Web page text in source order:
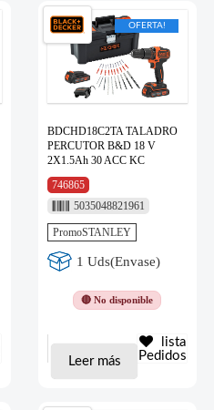
OFERTA!
BDCHD18C2TA TALADRO
PERCUTOR B&D 18 V
2X1.5Ah 30 ACC KC
746865
5035048821961
PromoSTANLEY
1 Uds(Envase)
🔴 No disponible
Leer más
lista
Pedidos